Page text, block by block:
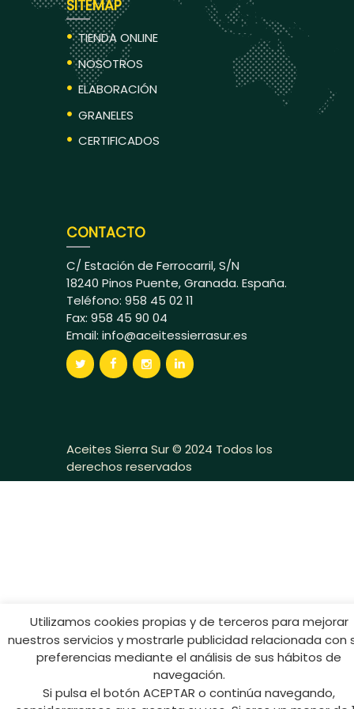
SITEMAP
TIENDA ONLINE
NOSOTROS
ELABORACIÓN
GRANELES
CERTIFICADOS
CONTACTO
C/ Estación de Ferrocarril, S/N
18240 Pinos Puente, Granada. España.
Teléfono: 958 45 02 11
Fax: 958 45 90 04
Email: info@aceitessierrasur.es
Aceites Sierra Sur © 2024 Todos los
derechos reservados
Utilizamos cookies propias y de terceros para mejorar
nuestros servicios y mostrarle publicidad relacionada con
preferencias mediante el análisis de sus hábitos de
navegación.
Si pulsa el botón ACEPTAR o continúa navegando,